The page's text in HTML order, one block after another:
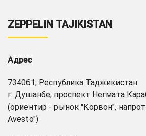
ZEPPELIN TAJIKISTAN
Адрес
734061, Республика Таджикистан
г. Душанбе, проспект Негмата
(ориентир - рынок "Корвон",
Avesto")